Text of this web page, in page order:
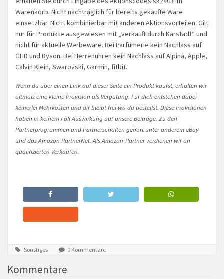
Warenkorb. Nicht nachträglich für bereits gekaufte Ware
einsetzbar. Nicht kombinierbar mit anderen Aktionsvorteilen. Gilt
nur für Produkte ausgewiesen mit „verkauft durch Karstadt“ und
nicht für aktuelle Werbeware. Bei Parfümerie kein Nachlass auf
GHD und Dyson. Bei Herrenuhren kein Nachlass auf Alpina, Apple,
Calvin Klein, Swarovski, Garmin, fitbit.
Wenn du über einen Link auf dieser Seite ein Produkt kaufst, erhalten wir
oftmals eine kleine Provision als Vergütung. Für dich entstehen dabei
keinerlei Mehrkosten und dir bleibt frei wo du bestellst. Diese Provisionen
haben in keinem Fall Auswirkung auf unsere Beiträge. Zu den
Partnerprogrammen und Partnerschaften gehört unter anderem eBay
und das Amazon PartnerNet. Als Amazon-Partner verdienen wir an
qualifizierten Verkäufen.
Sonstiges 0 Kommentare
Kommentare